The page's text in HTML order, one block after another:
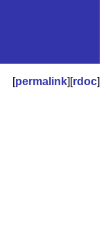
[permalink][rdoc]